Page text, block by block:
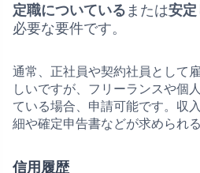
定職についているまたは安定
必要な要件です。
通常、正社員や契約社員として
しいですが、フリーランスや個
ている場合、申請可能です。収
細や確定申告書などが求められ
信用履歴